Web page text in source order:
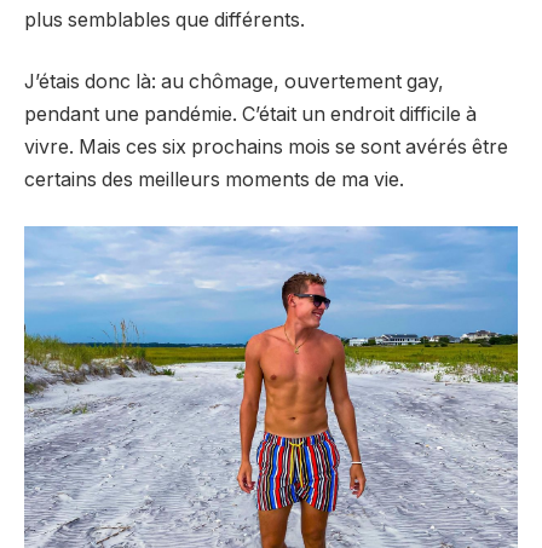
plus semblables que différents.
J’étais donc là: au chômage, ouvertement gay,
pendant une pandémie. C’était un endroit difficile à
vivre. Mais ces six prochains mois se sont avérés être
certains des meilleurs moments de ma vie.